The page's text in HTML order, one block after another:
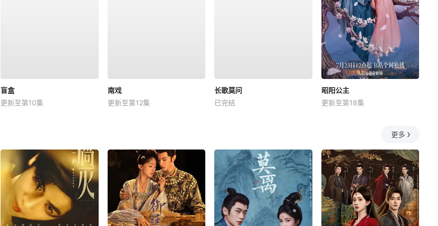
盲盒
更新至第10集
南戏
更新至第12集
长歌莫问
已完结
昭阳公主
更新至第18集
更多